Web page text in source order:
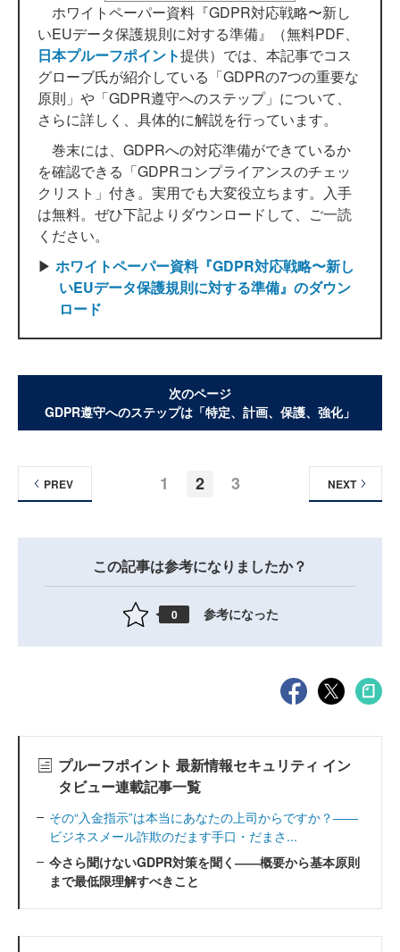
ホワイトペーパー資料『GDPR対応戦略〜新し
いEUデータ保護規則に対する準備』（無料PDF、
日本プルーフポイント提供）では、本記事でコス
グローブ氏が紹介している「GDPRの7つの重要な
原則」や「GDPR遵守へのステップ」について、
さらに詳しく、具体的に解説を行っています。
巻末には、GDPRへの対応準備ができているか
を確認できる「GDPRコンプライアンスのチェッ
クリスト」付き。実用でも大変役立ちます。入手
は無料。ぜひ下記よりダウンロードして、ご一読
ください。
▶ ホワイトペーパー資料『GDPR対応戦略〜新し
いEUデータ保護規則に対する準備』のダウン
ロード
次のページ
GDPR遵守へのステップは「特定、計画、保護、強化」
1 2 3
PREV NEXT
この記事は参考になりましたか？
0 参考になった
プルーフポイント 最新情報セキュリティ イン
タビュー連載記事一覧
その“入金指示”は本当にあなたの上司からですか？――
ビジネスメール詐欺のだます手口・だまさ...
今さら聞けないGDPR対策を聞く――概要から基本原則
まで最低限理解すべきこと